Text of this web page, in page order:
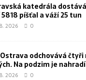
katedrála
píšťal a váží 25 tun
2026 0
odchovává
Na podzim je
2026 0